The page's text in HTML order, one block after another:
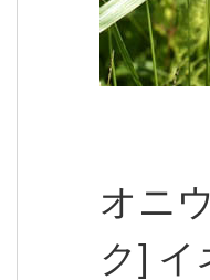
オニ
ク] イ